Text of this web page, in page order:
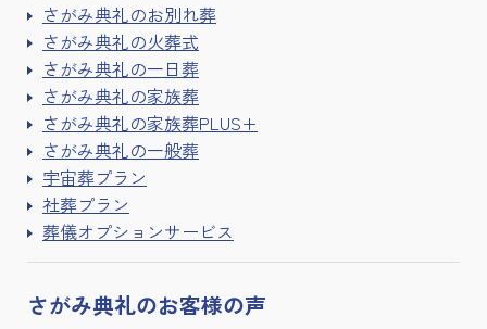
さがみ典礼のお別れ葬
さがみ典礼の火葬式
さがみ典礼の一日葬
さがみ典礼の家族葬
さがみ典礼の家族葬PLUS+
さがみ典礼の一般葬
宇宙葬プラン
社葬プラン
葬儀オプションサービス
さがみ典礼のお客様の声